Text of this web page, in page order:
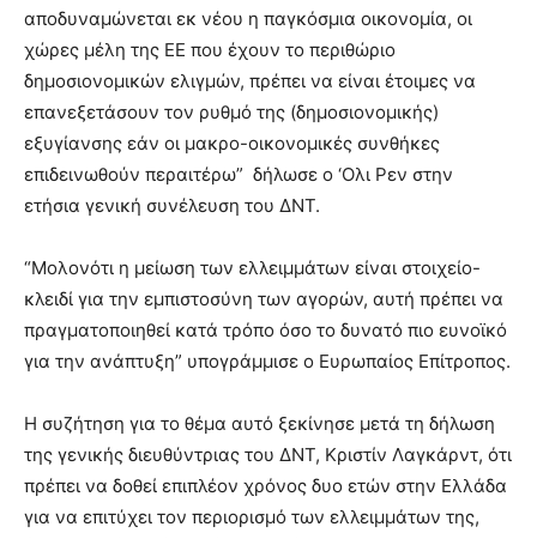
αποδυναμώνεται εκ νέου η παγκόσμια οικονομία, οι
χώρες μέλη της ΕΕ που έχουν το περιθώριο
δημοσιονομικών ελιγμών, πρέπει να είναι έτοιμες να
επανεξετάσουν τον ρυθμό της (δημοσιονομικής)
εξυγίανσης εάν οι μακρο-οικονομικές συνθήκες
επιδεινωθούν περαιτέρω” δήλωσε ο ‘Ολι Ρεν στην
ετήσια γενική συνέλευση του ΔΝΤ.
“Μολονότι η μείωση των ελλειμμάτων είναι στοιχείο-
κλειδί για την εμπιστοσύνη των αγορών, αυτή πρέπει να
πραγματοποιηθεί κατά τρόπο όσο το δυνατό πιο ευνοϊκό
για την ανάπτυξη” υπογράμμισε ο Ευρωπαίος Επίτροπος.
Η συζήτηση για το θέμα αυτό ξεκίνησε μετά τη δήλωση
της γενικής διευθύντριας του ΔΝΤ, Κριστίν Λαγκάρντ, ότι
πρέπει να δοθεί επιπλέον χρόνος δυο ετών στην Ελλάδα
για να επιτύχει τον περιορισμό των ελλειμμάτων της,